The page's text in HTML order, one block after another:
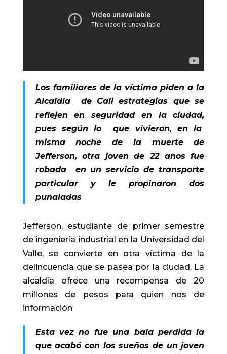
Los familiares de la víctima piden a la
Alcaldía de Cali estrategias que se
reflejen en seguridad en la ciudad,
pues según lo que vivieron, en la
misma noche de la muerte de
Jefferson, otra joven de 22 años fue
robada en un servicio de transporte
particular y le propinaron dos
puñaladas
Jefferson, estudiante de primer semestre
de ingeniería industrial en la Universidad del
Valle, se convierte en otra víctima de la
delincuencia que se pasea por la ciudad. La
alcaldía ofrece una recompensa de 20
millones de pesos para quien nos de
información
Esta vez no fue una bala perdida la
que acabó con los sueños de un joven